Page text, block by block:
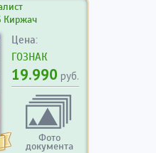
Киржач
Цена:
ГОЗНАК
19.990 руб.
Фото
документа